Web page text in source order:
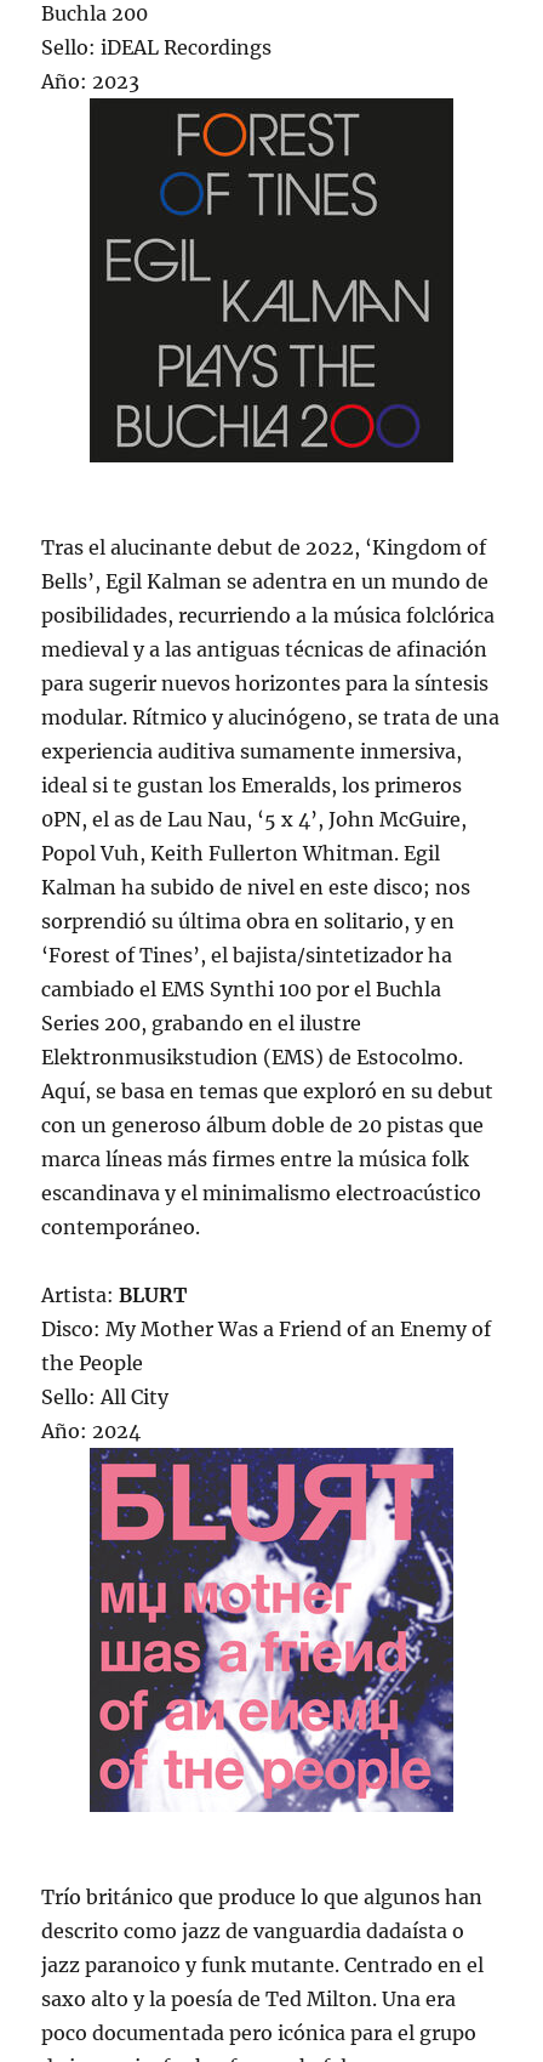
Buchla 200
Sello: iDEAL Recordings
Año: 2023
Tras el alucinante debut de 2022, ‘Kingdom of
Bells’, Egil Kalman se adentra en un mundo de
posibilidades, recurriendo a la música folclórica
medieval y a las antiguas técnicas de afinación
para sugerir nuevos horizontes para la síntesis
modular. Rítmico y alucinógeno, se trata de una
experiencia auditiva sumamente inmersiva,
ideal si te gustan los Emeralds, los primeros
0PN, el as de Lau Nau, ‘5 x 4’, John McGuire,
Popol Vuh, Keith Fullerton Whitman. Egil
Kalman ha subido de nivel en este disco; nos
sorprendió su última obra en solitario, y en
‘Forest of Tines’, el bajista/sintetizador ha
cambiado el EMS Synthi 100 por el Buchla
Series 200, grabando en el ilustre
Elektronmusikstudion (EMS) de Estocolmo.
Aquí, se basa en temas que exploró en su debut
con un generoso álbum doble de 20 pistas que
marca líneas más firmes entre la música folk
escandinava y el minimalismo electroacústico
contemporáneo.
Artista:BLURT
Disco: My Mother Was a Friend of an Enemy of
the People
Sello: All City
Año: 2024
Trío británico que produce lo que algunos han
descrito como jazz de vanguardia dadaísta o
jazz paranoico y funk mutante. Centrado en el
saxo alto y la poesía de Ted Milton. Una era
poco documentada pero icónica para el grupo